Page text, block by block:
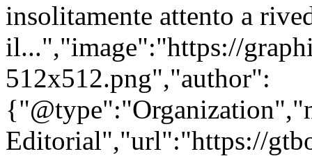
insolitamente attento a
il...","image":"https://
512x512.png","author":
Editorial","url":"https://